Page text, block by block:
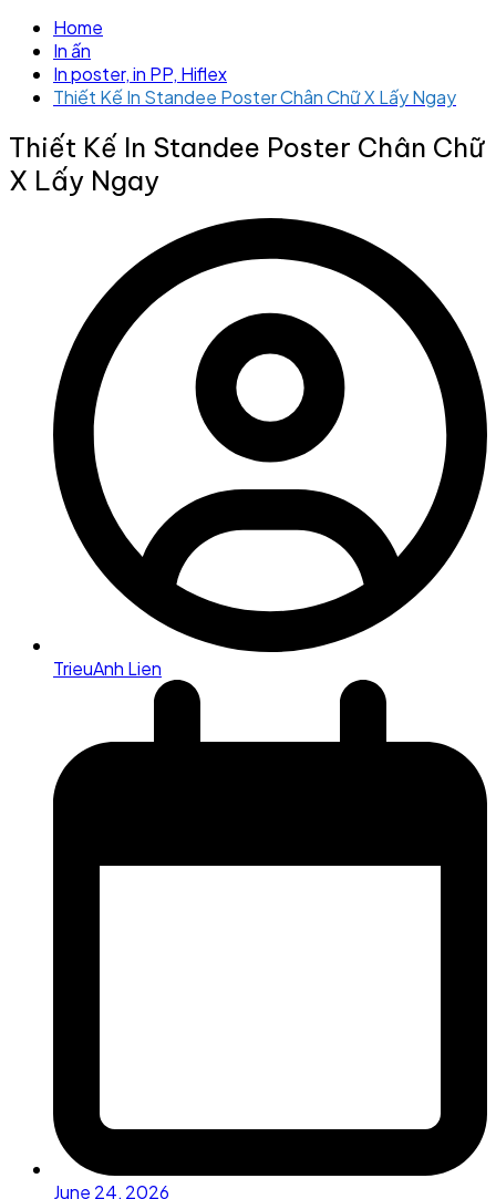
Home
In ấn
In poster, in PP, Hiflex
Thiết Kế In Standee Poster Chân Chữ X Lấy Ngay
Thiết Kế In Standee Poster Chân Chữ
X Lấy Ngay
TrieuAnh Lien
June 24, 2026